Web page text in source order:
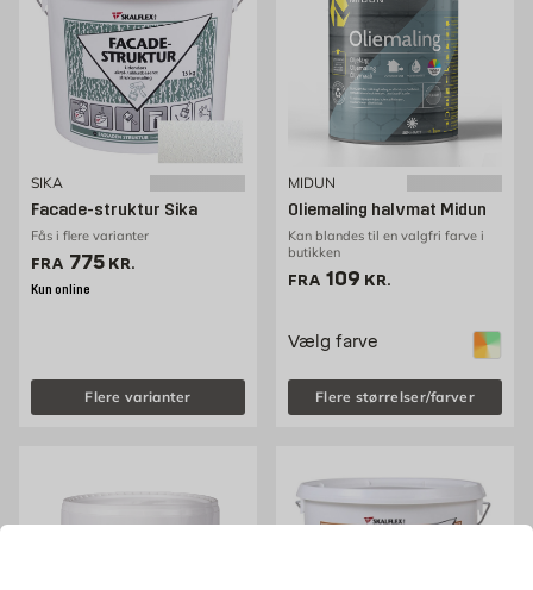
SIKA
Facade-struktur Sika
Fås i flere varianter
FRA Pris 775 kr. /stk
775 KR.
Kun online
Flere varianter
MIDUN
Oliemaling halvmat Midun
Kan blandes til en valgfri farve i
butikken
FRA Pris 109 kr. /stk
109 KR.
Vælg farve
Flere størrelser/farver